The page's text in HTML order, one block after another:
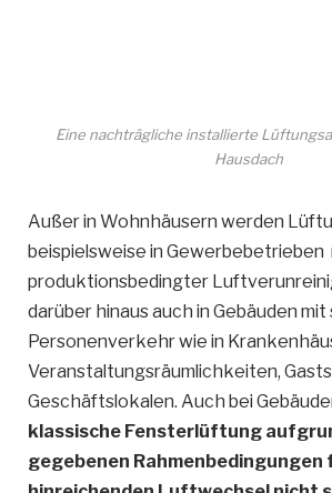
Eine nachträgliche installierte
Hausdach
Außer in Wohnhäusern werden
beispielsweise in Gewerbebetrieben
produktionsbedingter
darüber hinaus auch in Gebäuden
Personenverkehr wie in
Veranstaltungsräumlichkeiten,
Geschäftslokalen. Auch bei
klassische Fensterlüftung
gegebenen Rahmenbedingungen